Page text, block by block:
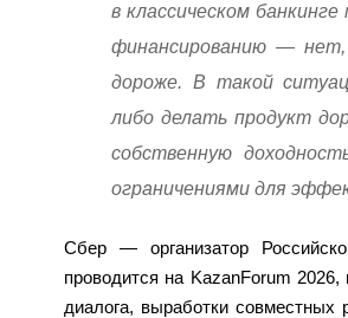
в классическом
финансированию —
дороже. В такой
либо делать продукт
собственную
ограничениями для
Сбер — организатор
проводится на KazanForum
диалога, выработки совместных